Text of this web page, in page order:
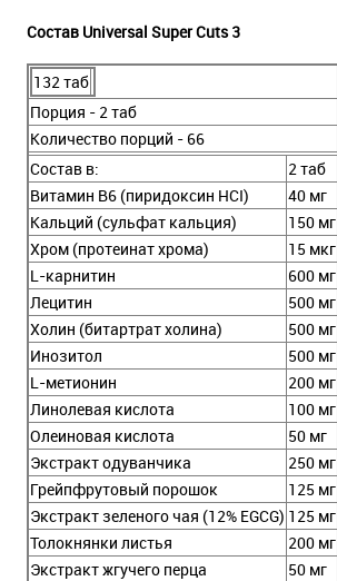
Состав Universal Super Cuts 3
132 таб
Порция - 2 таб
Количество порций - 66
Состав в:
2 таб
Витамин В6 (пиридоксин HCI)
40 мг
Кальций (сульфат кальция)
150 мг
Хром (протеинат хрома)
15 мкг
L-карнитин
600 мг
Лецитин
500 мг
Холин (битартрат холина)
500 мг
Инозитол
500 мг
L-метионин
200 мг
Линолевая кислота
100 мг
Олеиновая кислота
50 мг
Экстракт одуванчика
250 мг
Грейпфрутовый порошок
125 мг
Экстракт зеленого чая (12% EGCG) 125 мг
Толокнянки листья
200 мг
Экстракт жгучего перца
50 мг